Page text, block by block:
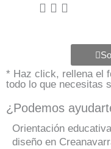
* Haz click, rellena el
todo lo que necesitas
¿Podemos
Orientación
diseño en